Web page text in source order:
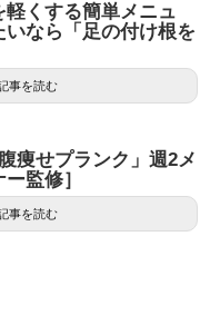
軽くする簡単メニュ
なら「足の付け根を
事を読む
痩せプランク」週2メ
監修］
事を読む